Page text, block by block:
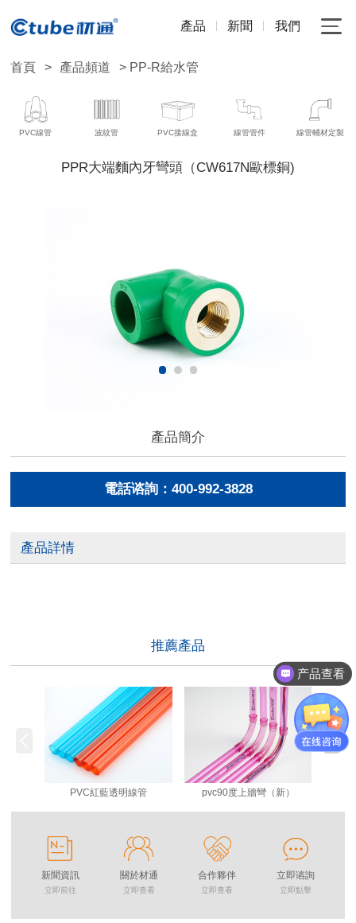
產品 新聞 我們
首頁 > 產品頻道 > PP-R給水管
PVC線管 波紋管 PVC接線盒 線管管件 線管輔材定製
PPR大端麵內牙彎頭（CW617N歐標銅)
產品簡介
電話谘詢：400-992-3828
產品詳情
推薦產品
PVC紅藍透明線管 pvc90度上牆彎（新）
新聞資訊
立即前往
關於材通
立即查看
合作夥伴
立即查看
立即谘詢
立即點擊
产品查看